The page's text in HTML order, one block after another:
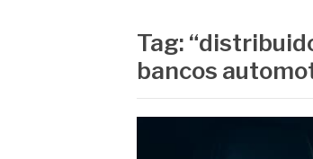
Tag:
bancos